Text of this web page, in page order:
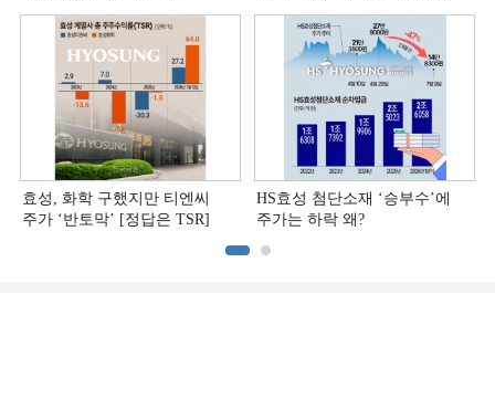
효성, 화학 구했지만 티엔씨
주가 ‘반토막’ [정답은 TSR]
HS효성 첨단소재 ‘승부수’에
주가는 하락 왜?